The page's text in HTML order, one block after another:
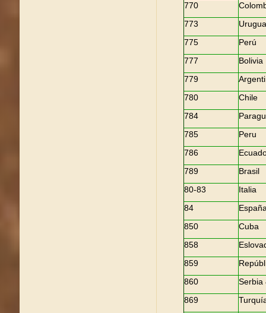
770
773
775
Perú
777
Bolivia
779
780
Chile
784
785
Peru
786
789
Brasil
80-83
Italia
84
850
Cuba
858
859
860
Serbia
869